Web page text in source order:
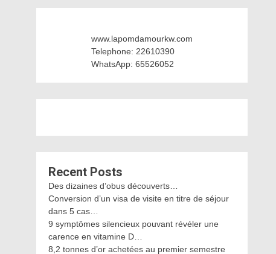
www.lapomdamourkw.com
Telephone: 22610390
WhatsApp: 65526052
Recent Posts
Des dizaines d’obus découverts…
Conversion d’un visa de visite en titre de séjour
dans 5 cas…
9 symptômes silencieux pouvant révéler une
carence en vitamine D…
8,2 tonnes d’or achetées au premier semestre